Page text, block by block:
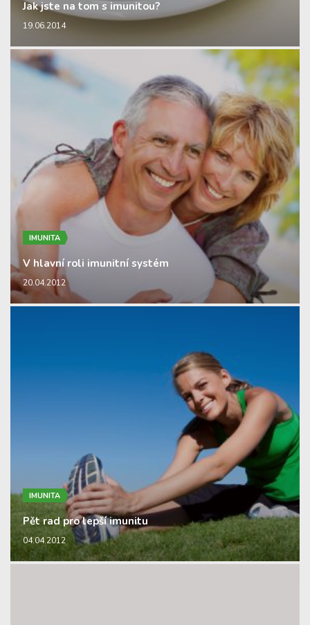
Jak jste na tom s imunitou?
19.06.2014
IMUNITA
V hlavní roli imunitní systém
20.04.2012
IMUNITA
Pět rad pro lepší imunitu
04.04.2012